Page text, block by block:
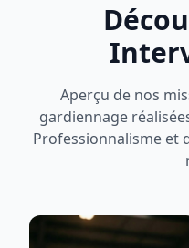
Aperçu de nos
gardiennage
Professionnalisme et